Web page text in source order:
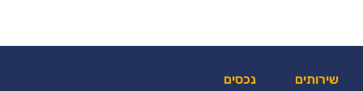
שירותים נכסים